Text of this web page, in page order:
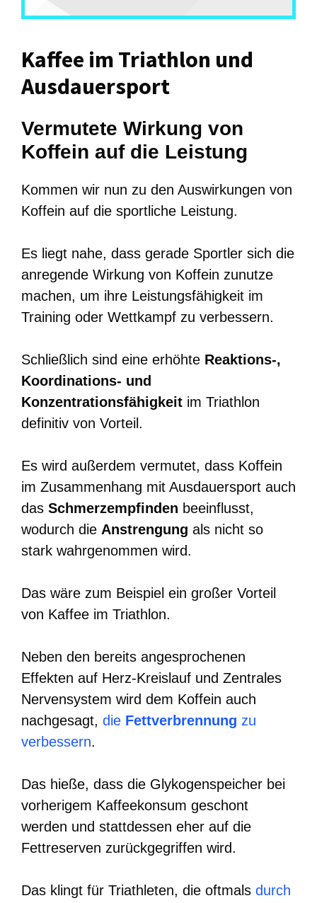
Kaffee im Triathlon und
Ausdauersport
Vermutete Wirkung von
Koffein auf die Leistung
Kommen wir nun zu den Auswirkungen von
Koffein auf die sportliche Leistung.
Es liegt nahe, dass gerade Sportler sich die
anregende Wirkung von Koffein zunutze
machen, um ihre Leistungsfähigkeit im
Training oder Wettkampf zu verbessern.
Schließlich sind eine erhöhte Reaktions-,
Koordinations- und
Konzentrationsfähigkeit im Triathlon
definitiv von Vorteil.
Es wird außerdem vermutet, dass Koffein
im Zusammenhang mit Ausdauersport auch
das Schmerzempfinden beeinflusst,
wodurch die Anstrengung als nicht so
stark wahrgenommen wird.
Das wäre zum Beispiel ein großer Vorteil
von Kaffee im Triathlon.
Neben den bereits angesprochenen
Effekten auf Herz-Kreislauf und Zentrales
Nervensystem wird dem Koffein auch
nachgesagt, die Fettverbrennung zu
verbessern.
Das hieße, dass die Glykogenspeicher bei
vorherigem Kaffeekonsum geschont
werden und stattdessen eher auf die
Fettreserven zurückgegriffen wird.
Das klingt für Triathleten, die oftmals durch